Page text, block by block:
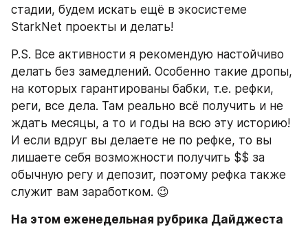
стадии, будем искать ещё в экосистеме
StarkNet проекты и делать!
P.S. Все активности я рекомендую настойчиво
делать без замедлений. Особенно такие дропы,
на которых гарантированы бабки, т.е. рефки,
реги, все дела. Там реально всё получить и не
ждать месяцы, а то и годы на всю эту историю!
И если вдруг вы делаете не по рефке, то вы
лишаете себя возможности получить $$ за
обычную регу и депозит, поэтому рефка также
служит вам заработком. 😉
На этом еженедельная рубрика Дайджеста